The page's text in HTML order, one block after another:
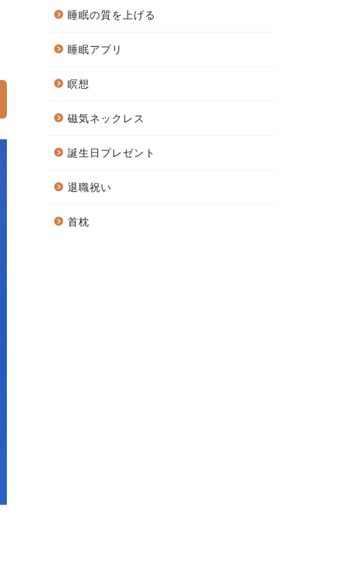
睡眠の質を上げる
睡眠アプリ
瞑想
磁気ネックレス
誕生日プレゼント
退職祝い
首枕